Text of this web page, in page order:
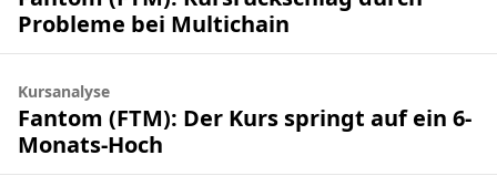
Probleme bei Multichain
Kursanalyse
Fantom (FTM): Der Kurs springt auf ein 6-
Monats-Hoch